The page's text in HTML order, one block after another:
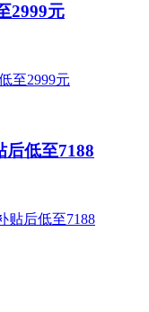
2999元
低至7188